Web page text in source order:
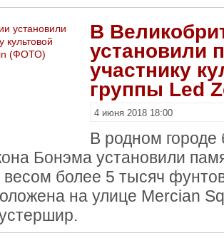
В
установили
участнику
группы Led
4 июня 2018 18:00
В родном
Бонэма установили
весом более 5 тысяч
на улице Mercian